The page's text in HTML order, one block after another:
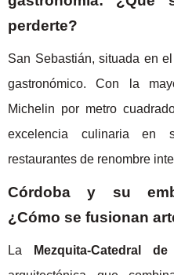
perderte?
San Sebastián, situada en
gastronómico. Con la
Michelin por metro
excelencia culinaria en
restaurantes de renombre
Córdoba y su
¿Cómo se fusionan
La Mezquita-Catedral